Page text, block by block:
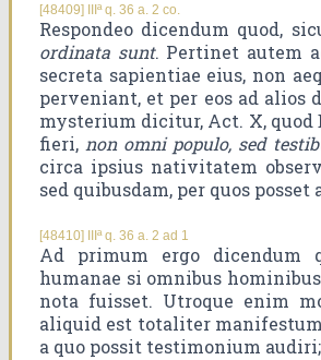
[48409] IIIª q. 36 a. 2 co.
Respondeo dicendum quod,
ordinata sunt. Pertinet autem
secreta sapientiae eius, non
perveniant, et per eos ad alios
mysterium dicitur, Act. X,
fieri, non omni populo, sed
circa ipsius nativitatem
sed quibusdam, per quos
[48410] IIIª q. 36 a. 2 ad 1
Ad primum ergo dicendum
humanae si omnibus
nota fuisset. Utroque enim
aliquid est totaliter
a quo possit testimonium